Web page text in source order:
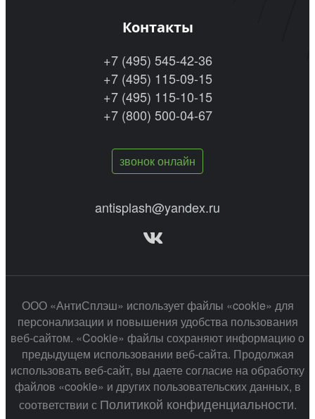
Контакты
+7 (495) 545-42-36
+7 (495) 115-09-15
+7 (495) 115-10-15
+7 (800) 500-04-67
звонок онлайн
antisplash@yandex.ru
ООО «АнтиСплэш» использует файлы «cookie» для
персонализации и повышения удобства пользования
веб-сайтом. «Cookie» файлы сохраняют информацию о
предыдущем использовании веб-сайта. Продолжая
использовать веб-сайт, вы даете согласие на обработку
файлов «cookie» и других пользовательских данных, в
соответствии с Политикой конфиденциальности.